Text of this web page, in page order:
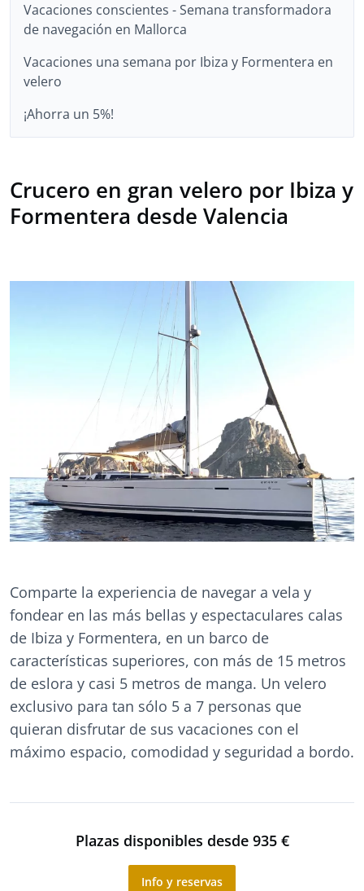
Vacaciones conscientes - Semana transformadora
de navegación en Mallorca
Vacaciones una semana por Ibiza y Formentera en
velero
¡Ahorra un 5%!
Crucero en gran velero por Ibiza y
Formentera desde Valencia
Comparte la experiencia de navegar a vela y
fondear en las más bellas y espectaculares calas
de Ibiza y Formentera, en un barco de
características superiores, con más de 15 metros
de eslora y casi 5 metros de manga. Un velero
exclusivo para tan sólo 5 a 7 personas que
quieran disfrutar de sus vacaciones con el
máximo espacio, comodidad y seguridad a bordo.
Plazas disponibles desde 935 €
Info y reservas